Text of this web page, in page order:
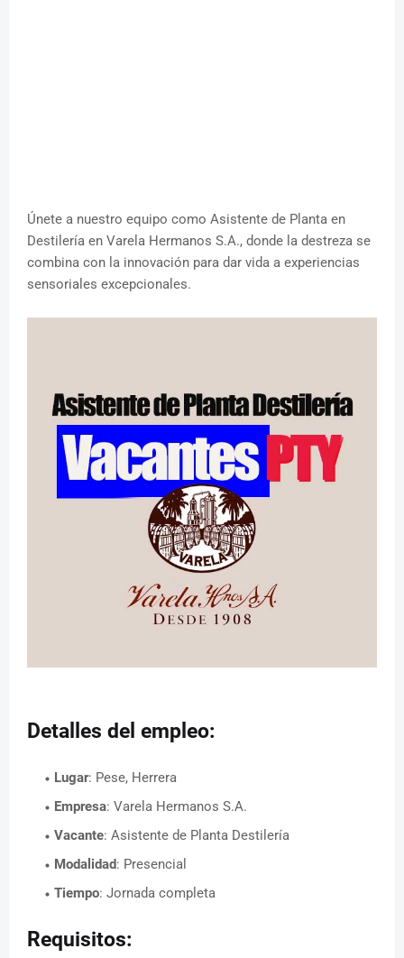
Únete a nuestro equipo como Asistente de Planta en
Destilería en Varela Hermanos S.A., donde la destreza se
combina con la innovación para dar vida a experiencias
sensoriales excepcionales.
Detalles del empleo:
Lugar: Pese, Herrera
Empresa: Varela Hermanos S.A.
Vacante: Asistente de Planta Destilería
Modalidad: Presencial
Tiempo: Jornada completa
Requisitos: